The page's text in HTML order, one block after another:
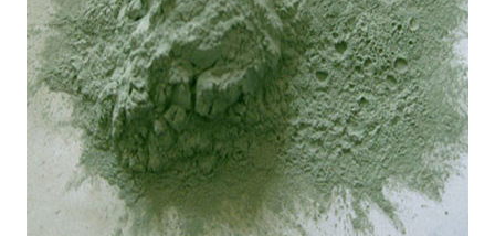
安徽绿碳化硅
安徽黑碳化硅
安徽焦粉
安徽中兴耐火材料